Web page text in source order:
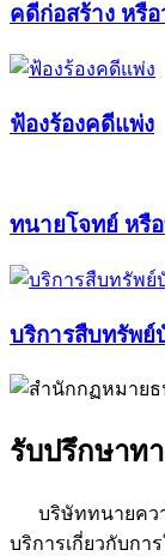
คดีก่อสร้าง หรื
ฟ้องร้องคดีแพ่ง
ทนายโจทย์ หรื
บริการสืบทรัพ
รับปรึกษาท
บริษัททนายควา
บริการเกี่ยวกับกา